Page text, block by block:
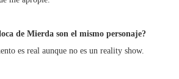
de Mierda son el mismo personaje?
es real aunque no es un reality show.